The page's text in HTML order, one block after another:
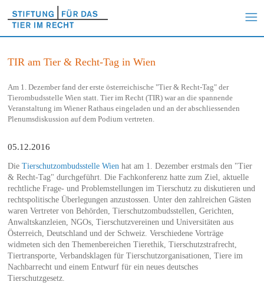
TIR am Tier & Recht-Tag in Wien
Am 1. Dezember fand der erste österreichische "Tier & Recht-Tag" der
Tierombudsstelle Wien statt. Tier im Recht (TIR) war an die spannende
Veranstaltung im Wiener Rathaus eingeladen und an der abschliessenden
Plenumsdiskussion auf dem Podium vertreten.
05.12.2016
Die Tierschutzombudsstelle Wien hat am 1. Dezember erstmals den "Tier
& Recht-Tag" durchgeführt. Die Fachkonferenz hatte zum Ziel, aktuelle
rechtliche Frage- und Problemstellungen im Tierschutz zu diskutieren und
rechtspolitische Überlegungen anzustossen. Unter den zahlreichen Gästen
waren Vertreter von Behörden, Tierschutzombudsstellen, Gerichten,
Anwaltskanzleien, NGOs, Tierschutzvereinen und Universitäten aus
Österreich, Deutschland und der Schweiz. Verschiedene Vorträge
widmeten sich den Themenbereichen Tierethik, Tierschutzstrafrecht,
Tiertransporte, Verbandsklagen für Tierschutzorganisationen, Tiere im
Nachbarrecht und einem Entwurf für ein neues deutsches
Tierschutzgesetz.